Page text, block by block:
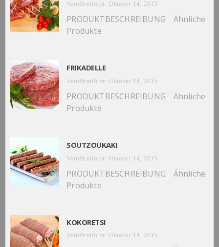
Veröffentlicht: Oktober 14, 2015
PRODUKTBESCHREIBUNG Ähnliche
Produkte
FRIKADELLE
Veröffentlicht: Oktober 14, 2015
PRODUKTBESCHREIBUNG Ähnliche
Produkte
SOUTZOUKAKI
Veröffentlicht: Oktober 14, 2015
PRODUKTBESCHREIBUNG Ähnliche
Produkte
KOKORETSI
Veröffentlicht: Oktober 14, 2015